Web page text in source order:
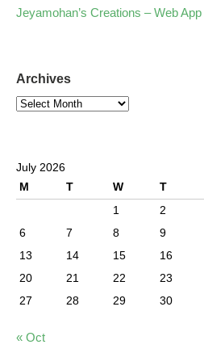
Jeyamohan’s Creations – Web App
Archives
July 2026
M
T W T
1
2
6
7 8 9
13
14 15 16
20
21 22 23
27
28 29 30
« Oct